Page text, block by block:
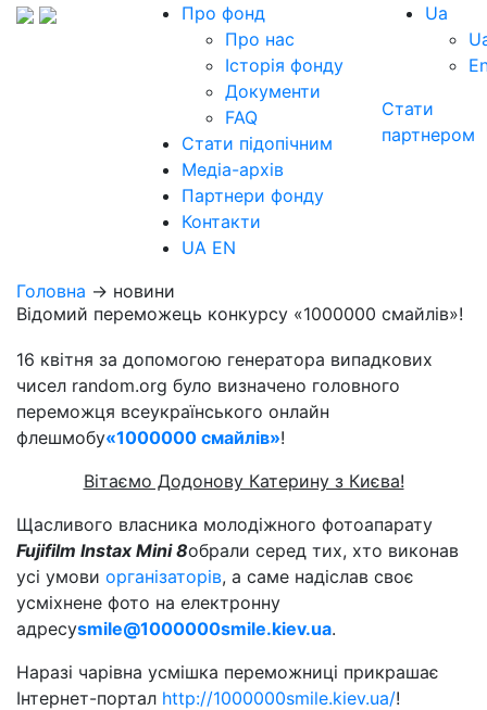
Про фонд
Про нас
Історія фонду
Документи
FAQ
Стати підопічним
Медіа-архів
Партнери фонду
Контакти
UA EN
Ua
Стати
партнером
Головна → новини
Відомий переможець конкурсу «1000000 смайлів»!
16 квітня за допомогою генератора випадкових
чисел random.org було визначено головного
переможця всеукраїнського онлайн
флешмобу«1000000 смайлів»!
Вітаємо Додонову Катерину з Києва!
Щасливого власника молодіжного фотоапарату
Fujifilm Instax Mini 8обрали серед тих, хто виконав
усі умови організаторів, а саме надіслав своє
усміхнене фото на електронну
адресуsmile@1000000smile.kiev.ua.
Наразі чарівна усмішка переможниці прикрашає
Інтернет-портал http://1000000smile.kiev.ua/!